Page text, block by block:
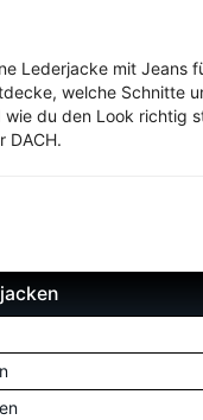
Lederjacke mit Jeans
welche Schnitte
wie du den Look richtig
DACH.